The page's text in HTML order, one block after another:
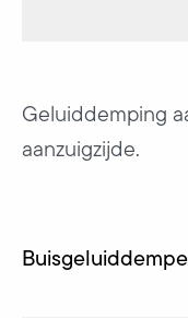
Geluiddemping
aanzuigzijde.